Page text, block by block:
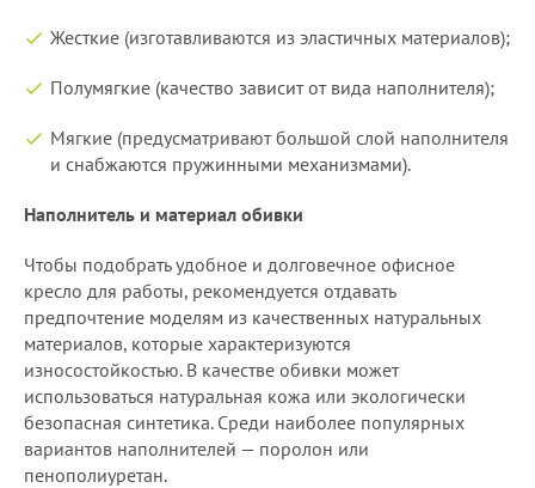
Жесткие (изготавливаются из эластичных материалов);
Полумягкие (качество зависит от вида наполнителя);
Мягкие (предусматривают большой слой наполнителя
и снабжаются пружинными механизмами).
Наполнитель и материал обивки
Чтобы подобрать удобное и долговечное офисное
кресло для работы, рекомендуется отдавать
предпочтение моделям из качественных натуральных
материалов, которые характеризуются
износостойкостью. В качестве обивки может
использоваться натуральная кожа или экологически
безопасная синтетика. Среди наиболее популярных
вариантов наполнителей — поролон или
пенополиуретан.